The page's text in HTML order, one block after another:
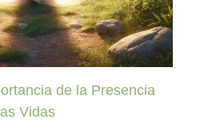
de la Presencia
Vidas